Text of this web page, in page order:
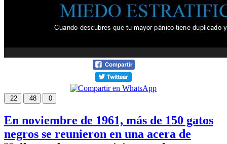
22 48 0
En noviembre de 1961, más de 150 gatos
negros se reunieron en una acera de